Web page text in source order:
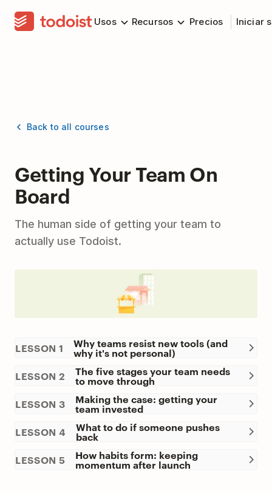
Usos Recursos Precios Iniciar
Back to all courses
Getting Your Team On
Board
The human side of getting your team to
actually use Todoist.
LESSON 1 Why teams resist new tools (and
why it's not personal)
LESSON 2
The five stages your team needs
to move through
LESSON 3
Making the case: getting your
team invested
LESSON 4
What to do if someone pushes
back
LESSON 5
How habits form: keeping
momentum after launch